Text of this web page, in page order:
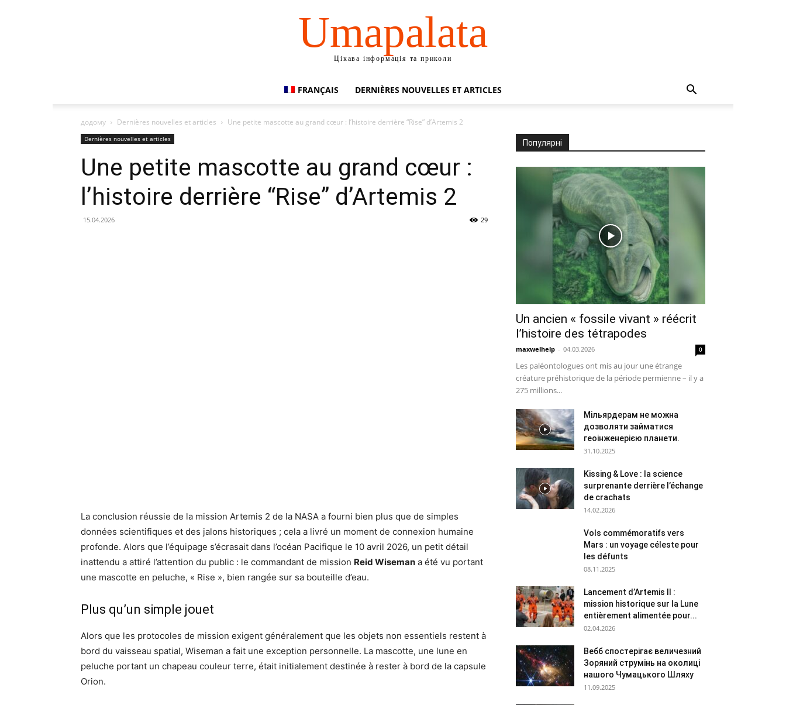
Umapalata
Цікава інформація та приколи
FRANÇAIS DERNIÈRES NOUVELLES ET ARTICLES
додому Dernières nouvelles et articles Une petite mascotte au grand cœur : l’histoire derrière “Rise” d’Artemis 2
Dernières nouvelles et articles
Une petite mascotte au grand cœur :
l’histoire derrière “Rise” d’Artemis 2
15.04.2026 29
La conclusion réussie de la mission Artemis 2 de la NASA a fourni bien plus que de simples
données scientifiques et des jalons historiques ; cela a livré un moment de connexion humaine
profonde. Alors que l’équipage s’écrasait dans l’océan Pacifique le 10 avril 2026, un petit détail
inattendu a attiré l’attention du public : le commandant de mission Reid Wiseman a été vu portant
une mascotte en peluche, « Rise », bien rangée sur sa bouteille d’eau.
Plus qu’un simple jouet
Alors que les protocoles de mission exigent généralement que les objets non essentiels restent à
bord du vaisseau spatial, Wiseman a fait une exception personnelle. La mascotte, une lune en
peluche portant un chapeau couleur terre, était initialement destinée à rester à bord de la capsule
Orion.
Популярні
Un ancien « fossile vivant » réécrit
l’histoire des tétrapodes
maxwelhelp - 04.03.2026 0
Les paléontologues ont mis au jour une étrange
créature préhistorique de la période permienne – il y a
275 millions...
Мільярдерам не можна
дозволяти займатися
геоінженерією планети.
31.10.2025
Kissing & Love : la science
surprenante derrière l’échange
de crachats
14.02.2026
Vols commémoratifs vers
Mars : un voyage céleste pour
les défunts
08.11.2025
Lancement d’Artemis II :
mission historique sur la Lune
entièrement alimentée pour...
02.04.2026
Вебб спостерігає величезний
Зоряний струмінь на околиці
нашого Чумацького Шляху
11.09.2025